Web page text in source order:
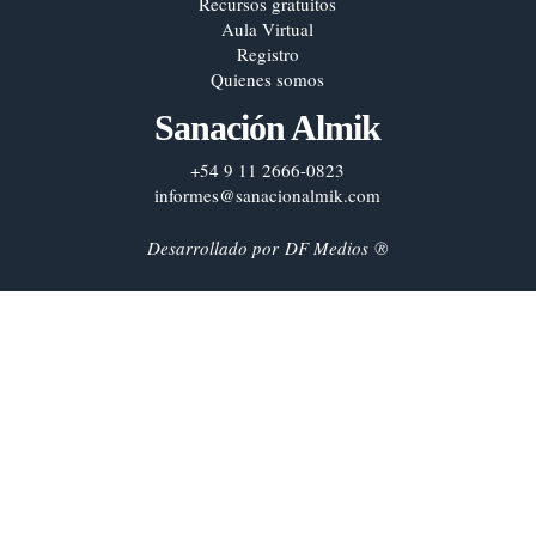
Aula Virtual
Registro
Quienes somos
Sanación Almik
+54 9 11 2666-0823
informes@sanacionalmik.com
Desarrollado porDF Medios ®